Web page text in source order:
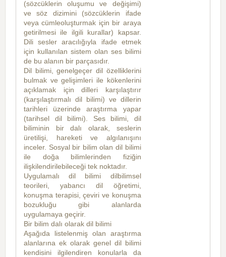
(sözcüklerin oluşumu ve değişimi)
ve söz dizimini (sözcüklerin ifade
veya cümleoluşturmak için bir araya
getirilmesi ile ilgili kurallar) kapsar.
Dili sesler aracılığıyla ifade etmek
için kullanılan sistem olan ses bilimi
de bu alanın bir parçasıdır.
Dil bilimi, genelgeçer dil özelliklerini
bulmak ve gelişimleri ile kökenlerini
açıklamak için dilleri karşılaştırır
(karşılaştırmalı dil bilimi) ve dillerin
tarihleri üzerinde araştırma yapar
(tarihsel dil bilimi). Ses bilimi, dil
biliminin bir dalı olarak, seslerin
üretilişi, hareketi ve algılanışını
inceler. Sosyal bir bilim olan dil bilimi
ile doğa bilimlerinden fiziğin
ilişkilendirilebileceği tek noktadır.
Uygulamalı dil bilimi dilbilimsel
teorileri, yabancı dil öğretimi,
konuşma terapisi, çeviri ve konuşma
bozukluğu gibi alanlarda
uygulamaya geçirir.
Bir bilim dalı olarak dil bilimi
Aşağıda listelenmiş olan araştırma
alanlarına ek olarak genel dil bilimi
kendisini ilgilendiren konularla da